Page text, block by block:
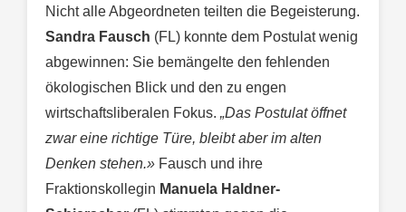
Nicht alle Abgeordneten teilten die Begeisterung.
Sandra Fausch (FL) konnte dem Postulat wenig
abgewinnen: Sie bemängelte den fehlenden
ökologischen Blick und den zu engen
wirtschaftsliberalen Fokus. „Das Postulat öffnet
zwar eine richtige Türe, bleibt aber im alten
Denken stehen.» Fausch und ihre
Fraktionskollegin Manuela Haldner-